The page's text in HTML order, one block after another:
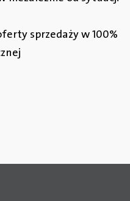
sprzedaży w 100%